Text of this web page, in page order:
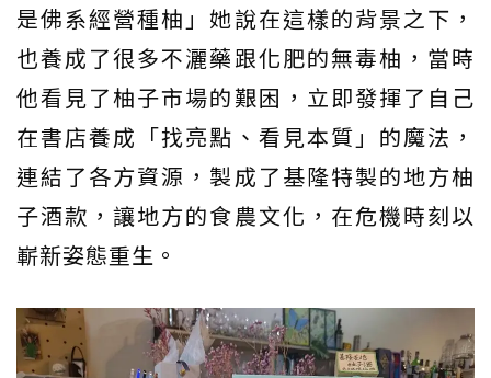
是佛系經營種柚」她說在這樣的背景之下，
也養成了很多不灑藥跟化肥的無毒柚，當時
他看見了柚子市場的艱困，立即發揮了自己
在書店養成「找亮點、看見本質」的魔法，
連結了各方資源，製成了基隆特製的地方柚
子酒款，讓地方的食農文化，在危機時刻以
嶄新姿態重生。